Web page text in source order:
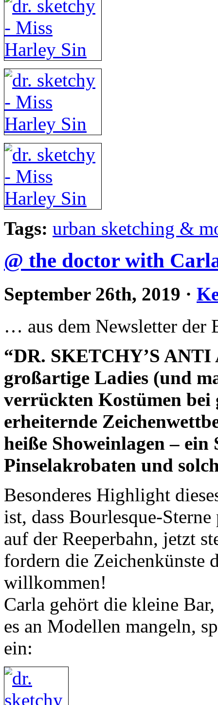
Tags: urban sketching &
@ the doctor with
September 26th, 2019 ·
… aus dem Newsletter der
“DR. SKETCHY’S
großartige Ladies (und
verrückten Kostümen bei
erheiternde
heiße Showeinlagen –
Pinselakrobaten und
Besonderes Highlight
ist, dass Bourlesque-
auf der Reeperbahn, jetzt
fordern die Zeichenkünste
willkommen!
Carla gehört die kleine
es an Modellen mangeln,
ein: